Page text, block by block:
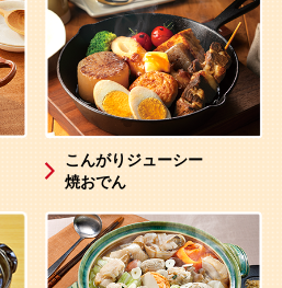
こんがりジューシー
焼おでん